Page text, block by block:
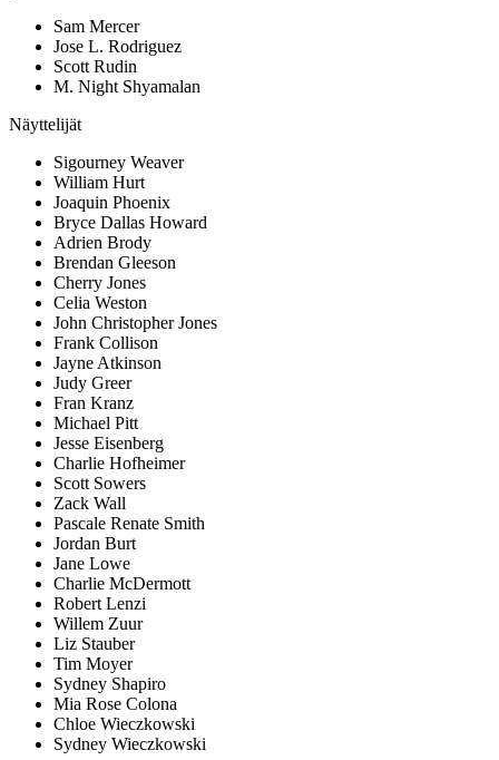
Sam Mercer
Jose L. Rodriguez
Scott Rudin
M. Night Shyamalan
Näyttelijät
Sigourney Weaver
William Hurt
Joaquin Phoenix
Bryce Dallas Howard
Adrien Brody
Brendan Gleeson
Cherry Jones
Celia Weston
John Christopher Jones
Frank Collison
Jayne Atkinson
Judy Greer
Fran Kranz
Michael Pitt
Jesse Eisenberg
Charlie Hofheimer
Scott Sowers
Zack Wall
Pascale Renate Smith
Jordan Burt
Jane Lowe
Charlie McDermott
Robert Lenzi
Willem Zuur
Liz Stauber
Tim Moyer
Sydney Shapiro
Mia Rose Colona
Chloe Wieczkowski
Sydney Wieczkowski